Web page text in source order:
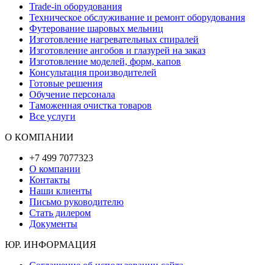
Trade-in оборудования
Техническое обслуживание и ремонт оборудования
Футерование шаровых мельниц
Изготовление нагревательных спиралей
Изготовление ангобов и глазурей на заказ
Изготовление моделей, форм, капов
Консультация производителей
Готовые решения
Обучение персонала
Таможенная очистка товаров
Все услуги
О КОМПАНИИ
+7 499 7077323
О компании
Контакты
Наши клиенты
Письмо руководителю
Стать дилером
Документы
ЮР. ИНФОРМАЦИЯ